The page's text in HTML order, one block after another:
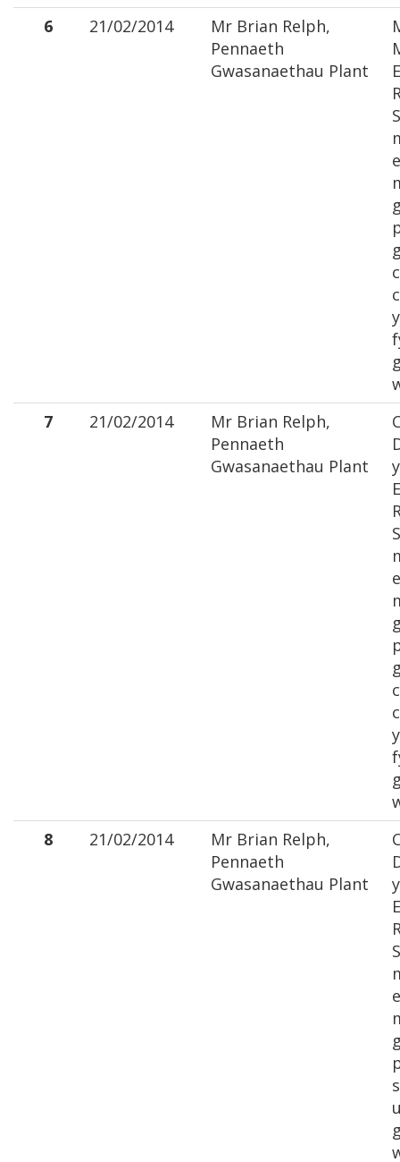
6
21/02/2014
Mr Brian Relph,
Pennaeth
Gwasanaethau Plant
7
21/02/2014
Mr Brian Relph,
Pennaeth
Gwasanaethau Plant
8
21/02/2014
Mr Brian Relph,
Pennaeth
Gwasanaethau Plant